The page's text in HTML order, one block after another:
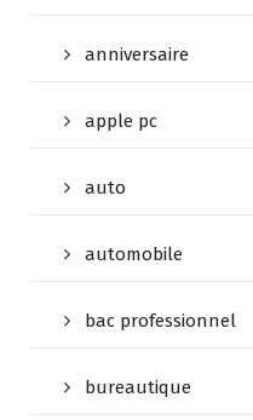
anniversaire
apple pc
auto
automobile
bac professionnel
bureautique